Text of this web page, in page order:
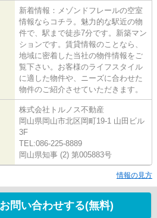
新着情報：メゾンドフレールの空室
情報ならコチラ。魅力的な駅近の物
件で、駅まで徒歩7分です。新築マン
ションです。賃貸情報のことなら、
地域に密着した当社の物件情報をご
覧下さい。お客様のライフスタイル
に適した物件や、ニーズに合わせた
物件のご紹介させていただきます。
株式会社トルノス不動産
岡山県岡山市北区岡町19-1 山田ビル
3F
TEL:086-225-8889
岡山県知事 (2) 第005883号
情報の見方
問い合わせする(無料)